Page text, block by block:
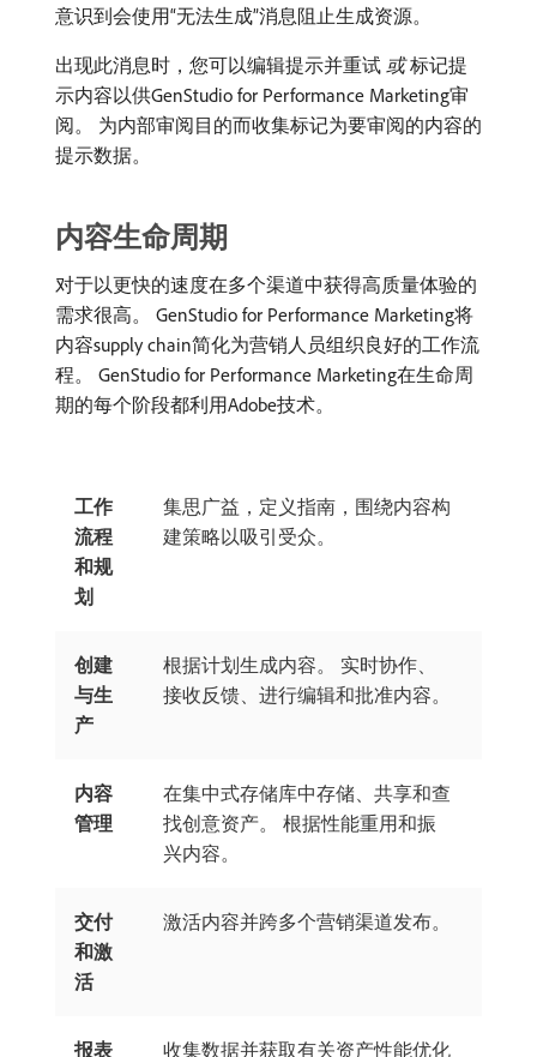
意识到会使用“无法生成”消息阻止生成资源。
出现此消息时，您可以编辑提示并重试​ 或​标记提
示内容以供GenStudio for Performance Marketing审
阅。 为内部审阅目的而收集标记为要审阅的内容的
提示数据。
内容生命周期
对于以更快的速度在多个渠道中获得高质量体验的
需求很高。 GenStudio for Performance Marketing将
内容supply chain简化为营销人员组织良好的工作流
程。 GenStudio for Performance Marketing在生命周
期的每个阶段都利用Adobe技术。
工作
流程
和规
划
集思广益，定义指南，围绕内容构
建策略以吸引受众。
创建
与生
产
根据计划生成内容。 实时协作、
接收反馈、进行编辑和批准内容。
内容
管理
在集中式存储库中存储、共享和查
找创意资产。 根据性能重用和振
兴内容。
交付
和激
活
激活内容并跨多个营销渠道发布。
报表 收集数据并获取有关资产性能优化